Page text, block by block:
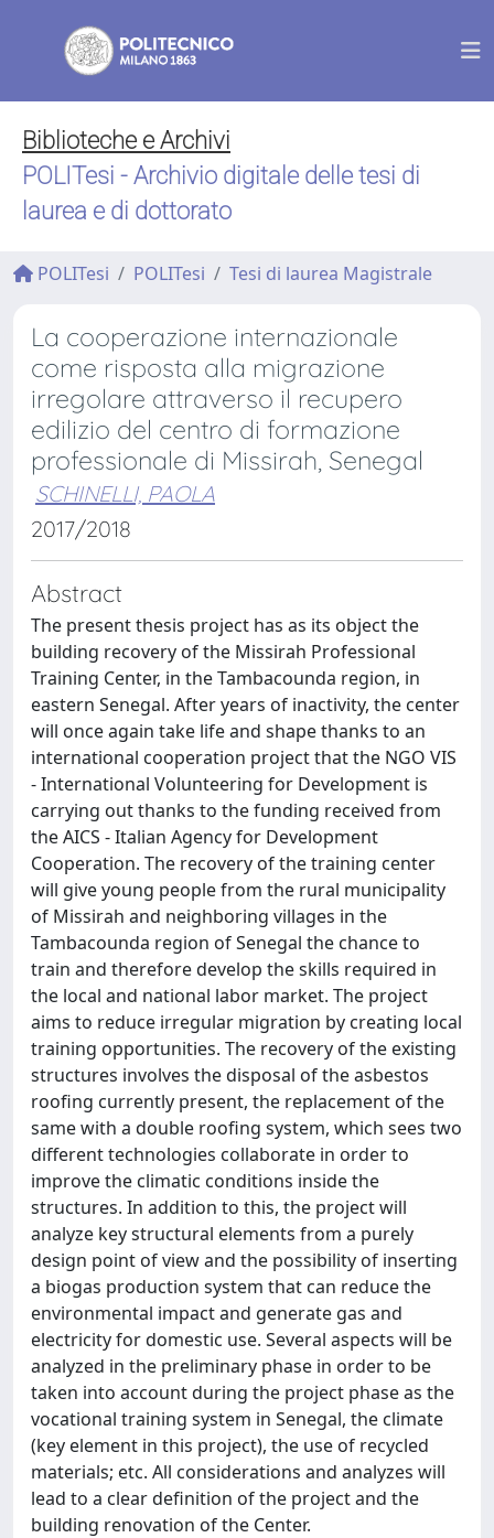
Biblioteche e Archivi
POLITesi - Archivio digitale delle tesi di
laurea e di dottorato
POLITesi POLITesi Tesi di laurea Magistrale
La cooperazione internazionale
come risposta alla migrazione
irregolare attraverso il recupero
edilizio del centro di formazione
professionale di Missirah, Senegal
SCHINELLI, PAOLA
2017/2018
Abstract
The present thesis project has as its object the
building recovery of the Missirah Professional
Training Center, in the Tambacounda region, in
eastern Senegal. After years of inactivity, the center
will once again take life and shape thanks to an
international cooperation project that the NGO VIS
- International Volunteering for Development is
carrying out thanks to the funding received from
the AICS - Italian Agency for Development
Cooperation. The recovery of the training center
will give young people from the rural municipality
of Missirah and neighboring villages in the
Tambacounda region of Senegal the chance to
train and therefore develop the skills required in
the local and national labor market. The project
aims to reduce irregular migration by creating local
training opportunities. The recovery of the existing
structures involves the disposal of the asbestos
roofing currently present, the replacement of the
same with a double roofing system, which sees two
different technologies collaborate in order to
improve the climatic conditions inside the
structures. In addition to this, the project will
analyze key structural elements from a purely
design point of view and the possibility of inserting
a biogas production system that can reduce the
environmental impact and generate gas and
electricity for domestic use. Several aspects will be
analyzed in the preliminary phase in order to be
taken into account during the project phase as the
vocational training system in Senegal, the climate
(key element in this project), the use of recycled
materials; etc. All considerations and analyzes will
lead to a clear definition of the project and the
building renovation of the Center.